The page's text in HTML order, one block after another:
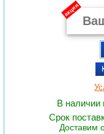
акция
В наличии
Срок
Доставим